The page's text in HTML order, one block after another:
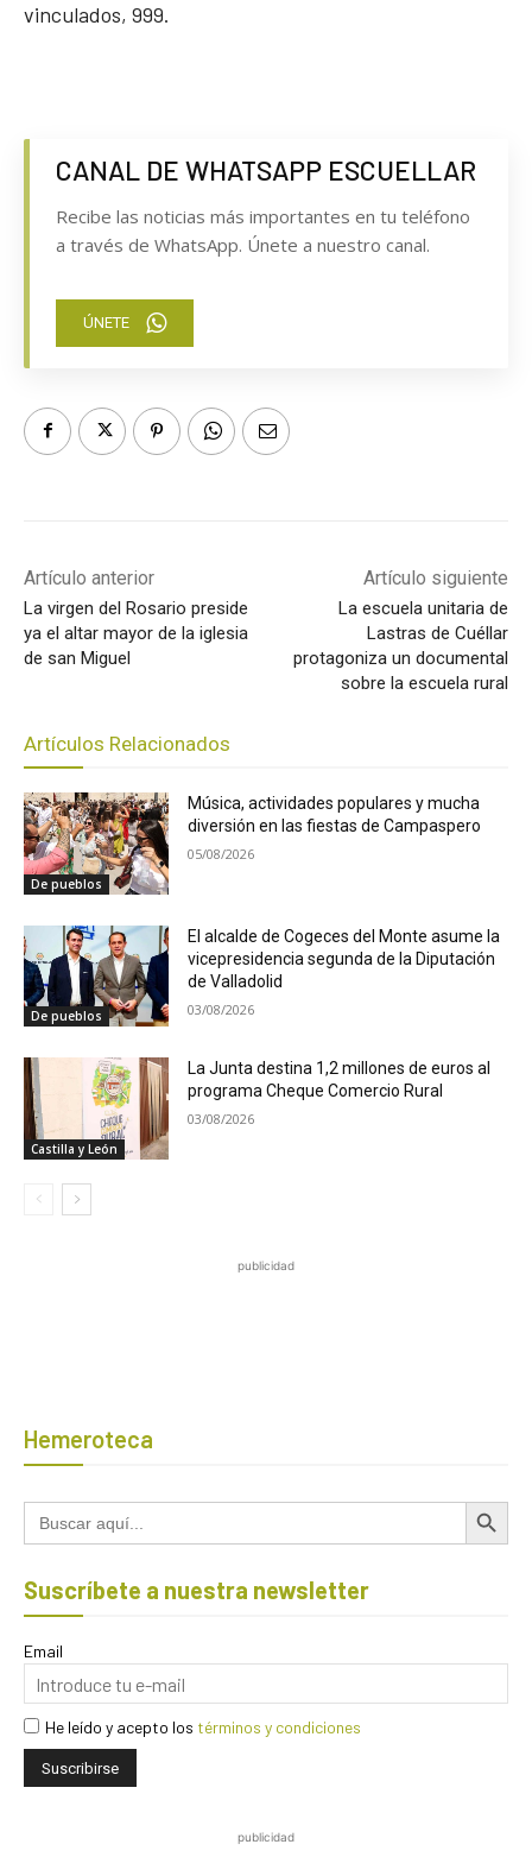
vinculados, 999.
CANAL DE WHATSAPP ESCUELLAR
Recibe las noticias más importantes en tu teléfono
a través de WhatsApp. Únete a nuestro canal.
ÚNETE
Artículo anterior
La virgen del Rosario preside
ya el altar mayor de la iglesia
de san Miguel
Artículo siguiente
La escuela unitaria de
Lastras de Cuéllar
protagoniza un documental
sobre la escuela rural
Artículos Relacionados
De pueblos
Música, actividades populares y mucha
diversión en las fiestas de Campaspero
05/08/2026
De pueblos
El alcalde de Cogeces del Monte asume la
vicepresidencia segunda de la Diputación
de Valladolid
03/08/2026
Castilla y León
La Junta destina 1,2 millones de euros al
programa Cheque Comercio Rural
03/08/2026
publicidad
Hemeroteca
Buscar: Botón de
Suscríbete a nuestra newsletter
Email
He leído y acepto los términos y condiciones
publicidad